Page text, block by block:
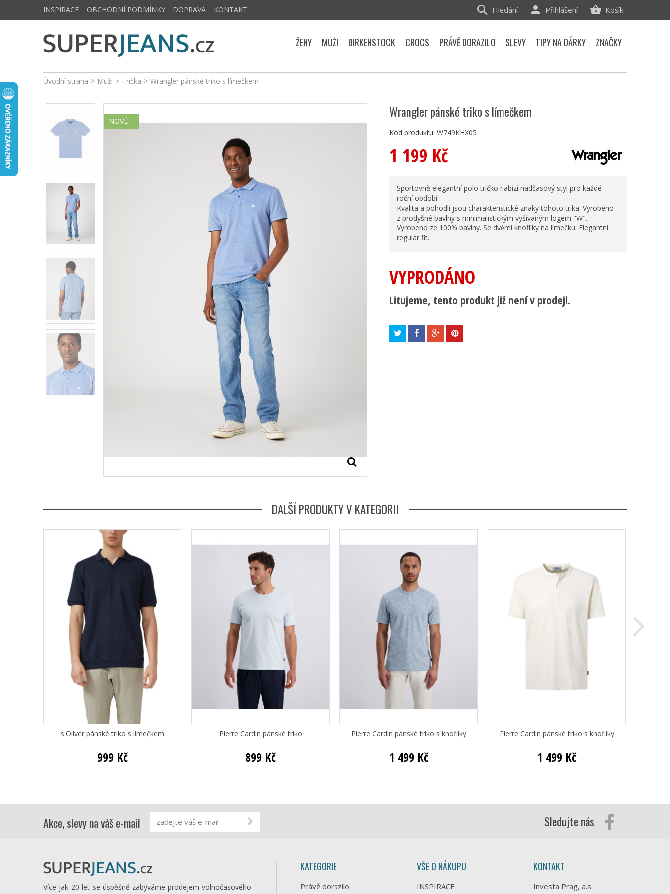
Úvodní strana > Muži > Trička > Wrangler pánské triko s límečkem
NOVÉ
Wrangler pánské triko s límečkem
Kód produktu: W749KHX05
1 199 Kč
Sportovně elegantní polo tričko nabízí nadčasový styl pro každé
roční období.
Kvalita a pohodlí jsou charakteristické znaky tohoto trika. Vyrobeno
z prodyšné bavlny s minimalistickým vyšívaným logem "W".
Vyrobeno ze 100% bavlny. Se dvěmi knoflíky na límečku. Elegantní
regular fit.
VYPRODÁNO
Litujeme, tento produkt již není v prodeji.
DALŠÍ PRODUKTY V KATEGORII
s.Oliver pánské triko s límečkem
999 Kč
Pierre Cardin pánské triko
899 Kč
Pierre Cardin pánské triko s knoflíky
1 499 Kč
Pierre Cardin pánské triko s knoflíky
1 499 Kč
INSPIRACE OBCHODNÍ PODMÍNKY DOPRAVA KONTAKT Košík
Přihlášení
Hledání
ŽENY MUŽI BIRKENSTOCK CROCS PRÁVĚ DORAZILO SLEVY TIPY NA DÁRKY ZNAČKY
Akce, slevy na váš e-mail Sledujte nás
Více jak 20 let se úspěšně zabýváme prodejem volnočasového
KATEGORIE
Právě dorazilo
VŠE O NÁKUPU
INSPIRACE
KONTAKT
Investa Prag, a.s.